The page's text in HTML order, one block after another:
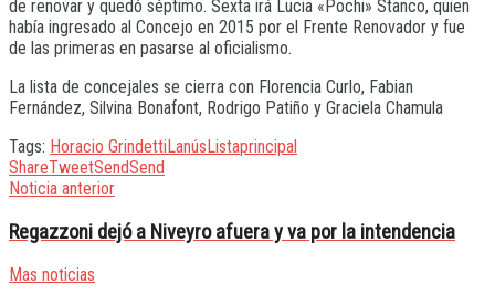
de renovar y quedó séptimo. Sexta irá Lucia «Pochi» Stanco, quien
había ingresado al Concejo en 2015 por el Frente Renovador y fue
de las primeras en pasarse al oficialismo.
La lista de concejales se cierra con Florencia Curlo, Fabian
Fernández, Silvina Bonafont, Rodrigo Patiño y Graciela Chamula
Tags: Horacio GrindettiLanúsListaprincipal
ShareTweetSendSend
Noticia anterior
Regazzoni dejó a Niveyro afuera y va por la intendencia
Mas noticias